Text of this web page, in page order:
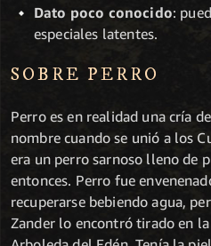
Dato poco conocido:
especiales latentes.
SOBRE PERRO
Perro es en realidad una cría
nombre cuando se unió a los
era un perro sarnoso lleno de
entonces. Perro fue
recuperarse bebiendo agua,
Zander lo encontró tirado en